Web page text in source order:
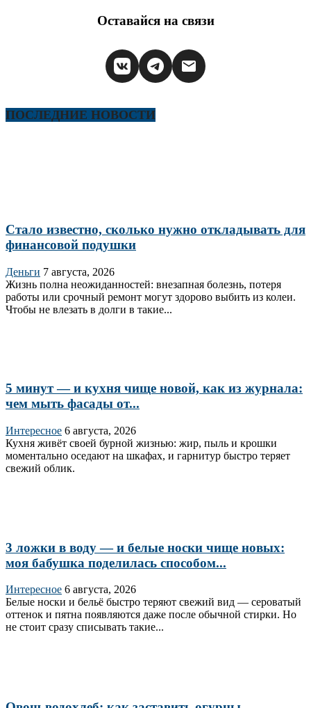
Оставайся на связи
ПОСЛЕДНИЕ НОВОСТИ
Стало известно, сколько нужно откладывать для
финансовой подушки
Деньги 7 августа, 2026
Жизнь полна неожиданностей: внезапная болезнь, потеря
работы или срочный ремонт могут здорово выбить из колеи.
Чтобы не влезать в долги в такие...
5 минут — и кухня чище новой, как из журнала:
чем мыть фасады от...
Интересное 6 августа, 2026
Кухня живёт своей бурной жизнью: жир, пыль и крошки
моментально оседают на шкафах, и гарнитур быстро теряет
свежий облик.
3 ложки в воду — и белые носки чище новых:
моя бабушка поделилась способом...
Интересное 6 августа, 2026
Белые носки и бельё быстро теряют свежий вид — сероватый
оттенок и пятна появляются даже после обычной стирки. Но
не стоит сразу списывать такие...